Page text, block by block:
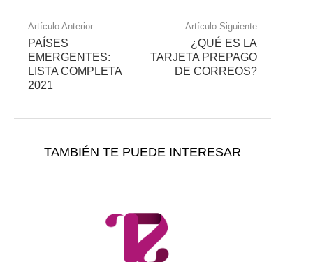
Artículo Anterior
PAÍSES
EMERGENTES:
LISTA COMPLETA
2021
Artículo Siguiente
¿QUÉ ES LA
TARJETA PREPAGO
DE CORREOS?
TAMBIÉN TE PUEDE INTERESAR